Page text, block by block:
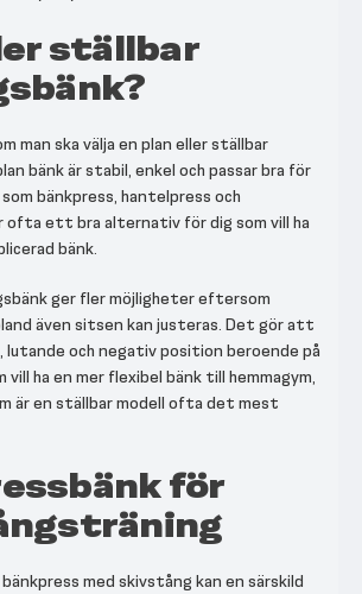
ställbar
man ska välja en plan eller ställbar
bänk är stabil, enkel och passar bra för
bänkpress, hantelpress och
ofta ett bra alternativ för dig som vill ha
bänk.
ger fler möjligheter eftersom
även sitsen kan justeras. Det gör att
lutande och negativ position beroende på
vill ha en mer flexibel bänk till hemmagym,
är en ställbar modell ofta det mest
för
med skivstång kan en särskild